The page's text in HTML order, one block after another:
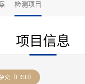
检测项目
项目信息
交（FISH）